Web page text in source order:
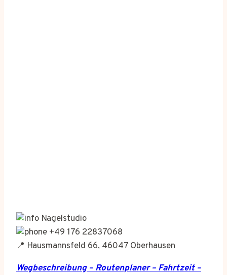
Nagelstudio
+49 176 22837068
📍 Hausmannsfeld 66, 46047 Oberhausen
Wegbeschreibung – Routenplaner – Fahrtzeit –